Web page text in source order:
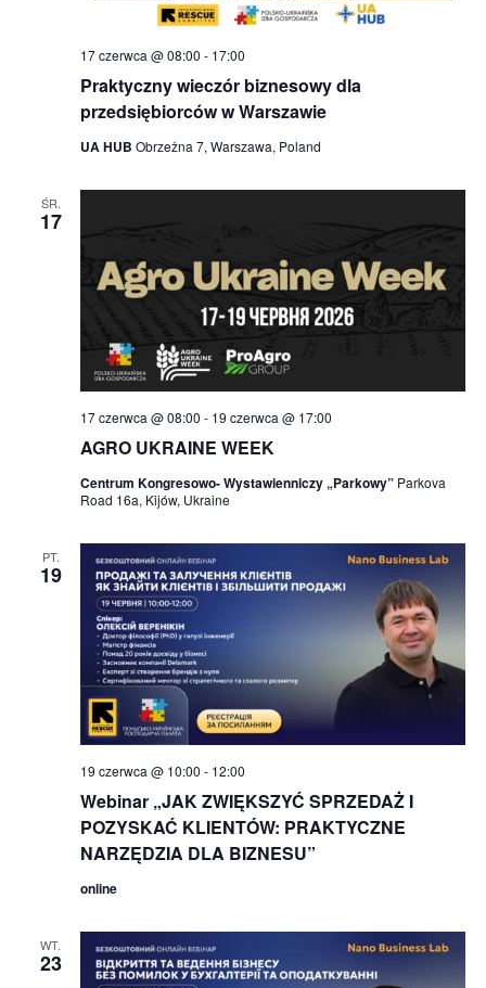
Praktyczny wieczór biznesowy dla
przedsiębiorców w Warszawie
17 czerwca @ 08:00 - 17:00
UA HUB Obrzeżna 7, Warszawa, Poland
ŚR.
17
AGRO UKRAINE WEEK
17 czerwca @ 08:00 - 19 czerwca @ 17:00
Centrum Kongresowo- Wystawienniczy „Parkowy” Parkova
Road 16a, Kijów, Ukraine
PT.
19
Webinar „JAK ZWIĘKSZYĆ SPRZEDAŻ I
POZYSKAĆ KLIENTÓW: PRAKTYCZNE
NARZĘDZIA DLA BIZNESU”
19 czerwca @ 10:00 - 12:00
online
WT.
23